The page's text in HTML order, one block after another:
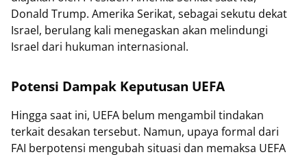
Donald Trump. Amerika Serikat, sebagai sekutu dekat
Israel, berulang kali menegaskan akan melindungi
Israel dari hukuman internasional.
Potensi Dampak Keputusan UEFA
Hingga saat ini, UEFA belum mengambil tindakan
terkait desakan tersebut. Namun, upaya formal dari
FAI berpotensi mengubah situasi dan memaksa UEFA